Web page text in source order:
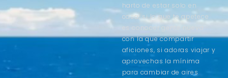
harto de estar solo en
casa, si lo que te apetece
es conocer gente nueva
con la que compartir
aficiones, si adoras viajar y
aprovechas la mínima
para cambiar de aires